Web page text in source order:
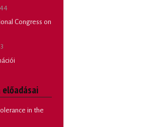
Congress on
előadásai
in the